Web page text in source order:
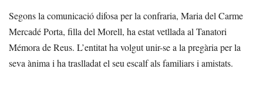
Segons la comunicació difosa per la confraria, Maria del Carme
Mercadé Porta, filla del Morell, ha estat vetllada al Tanatori
Mémora de Reus. L’entitat ha volgut unir-se a la pregària per la
seva ànima i ha traslladat el seu escalf als familiars i amistats.